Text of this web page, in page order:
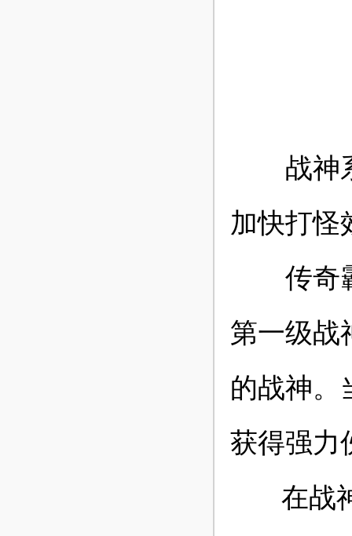
战神系
加快打怪
传奇霸
第一级战
的战神。
获得强力
在战神